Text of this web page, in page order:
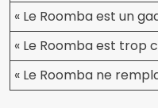
« Le Roomba est un
« Le Roomba est trop
« Le Roomba ne